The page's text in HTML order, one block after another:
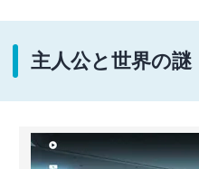
主人公と世界の謎